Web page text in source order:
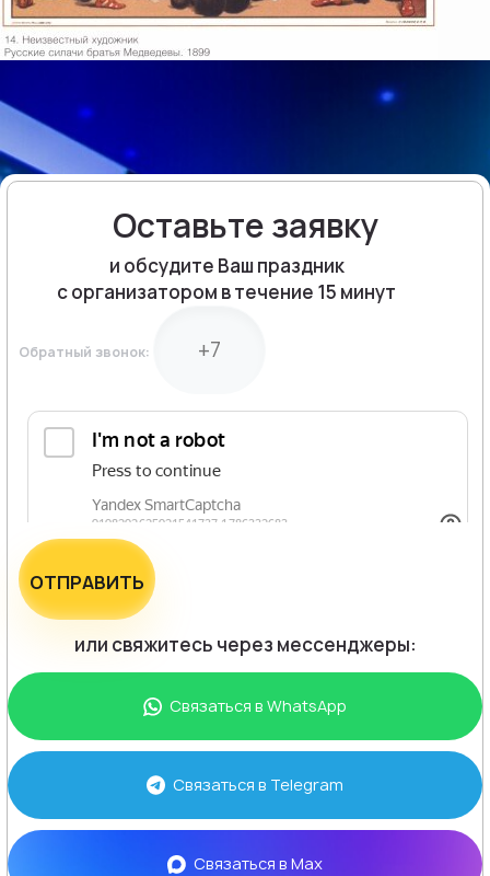
Оставьте заявку
и обсудите Ваш праздник
с организатором в течение 15 минут
Обратный звонок:
ОТПРАВИТЬ
или свяжитесь через мессенджеры:
Связаться вWhatsApp
Связаться в Telegram
Связаться вMax